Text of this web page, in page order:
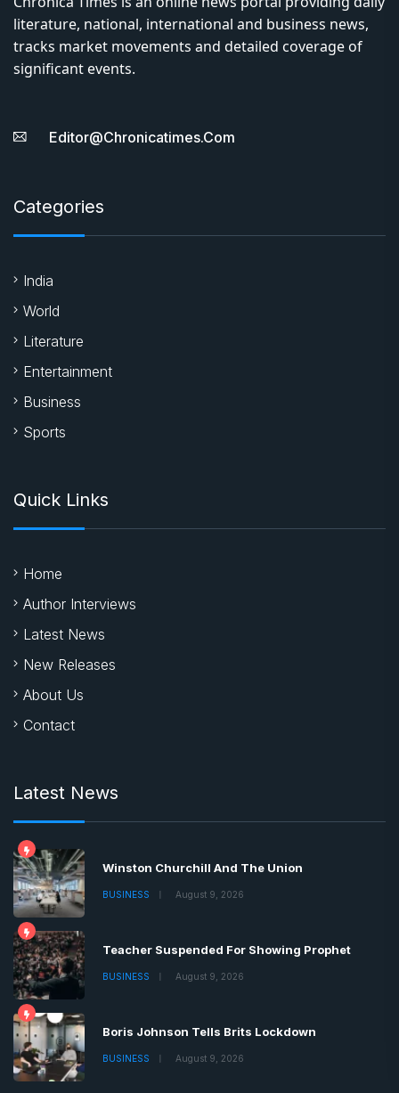
literature, national, international and business news,
tracks market movements and detailed coverage of
significant events.
Editor@chronicatimes.com
Categories
India
World
Literature
Entertainment
Business
Sports
Quick Links
Home
Author Interviews
Latest News
New Releases
About Us
Contact
Latest News
Winston Churchill And The Union
BUSINESS August 9, 2026
Teacher Suspended For Showing Prophet
BUSINESS August 9, 2026
Boris Johnson Tells Brits Lockdown
BUSINESS August 9, 2026